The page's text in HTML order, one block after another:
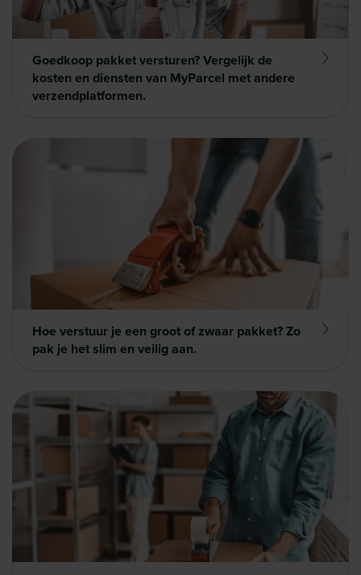
Goedkoop pakket versturen? Vergelijk de
kosten en diensten van MyParcel met andere
verzendplatformen.
Hoe verstuur je een groot of zwaar pakket? Zo
pak je het slim en veilig aan.